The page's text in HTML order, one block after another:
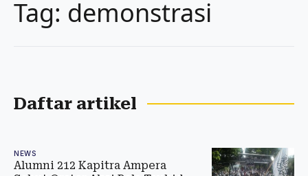
Tag: demonstrasi
Daftar artikel
NEWS
Alumni 212 Kapitra Ampera